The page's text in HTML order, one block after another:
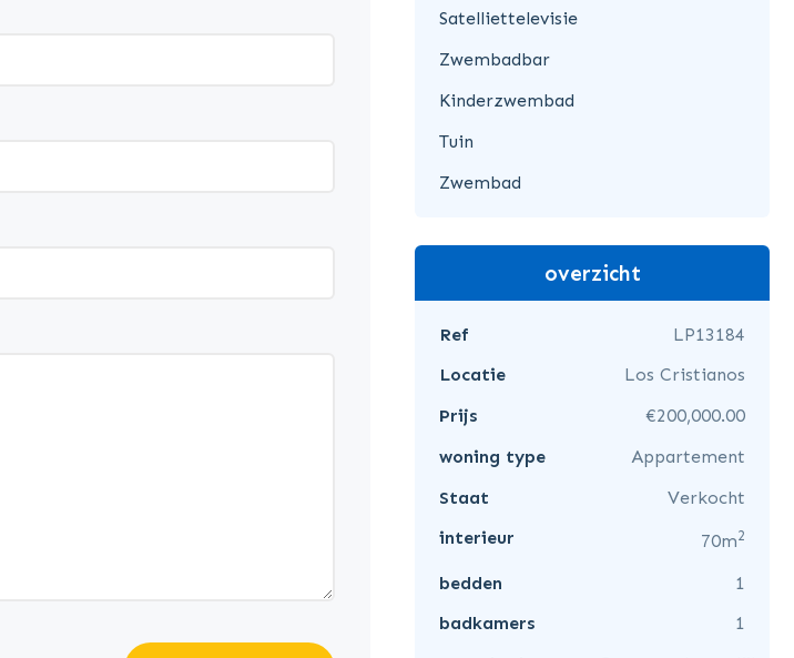
Satelliettelevisie
Zwembadbar
Kinderzwembad
Tuin
Zwembad
overzicht
Ref
LP13184
Locatie
Los Cristianos
Prijs
€200,000.00
woning type
Appartement
Staat
Verkocht
interieur
70m2
bedden
1
badkamers
1